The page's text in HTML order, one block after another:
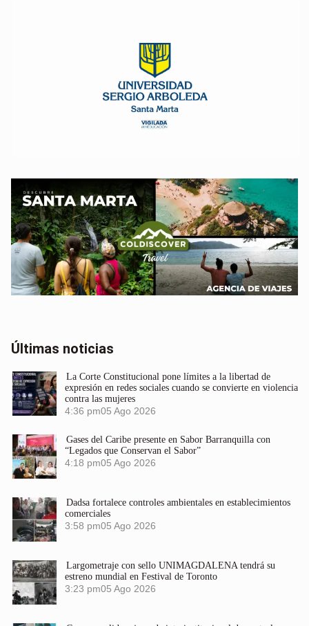
Últimas noticias
La Corte Constitucional pone límites a la libertad de
expresión en redes sociales cuando se convierte en violencia
contra las mujeres
4:36 pm05 Ago 2026
Gases del Caribe presente en Sabor Barranquilla con
“Legados que Conservan el Sabor”
4:18 pm05 Ago 2026
Dadsa fortalece controles ambientales en establecimientos
comerciales
3:58 pm05 Ago 2026
Largometraje con sello UNIMAGDALENA tendrá su
estreno mundial en Festival de Toronto
3:23 pm05 Ago 2026